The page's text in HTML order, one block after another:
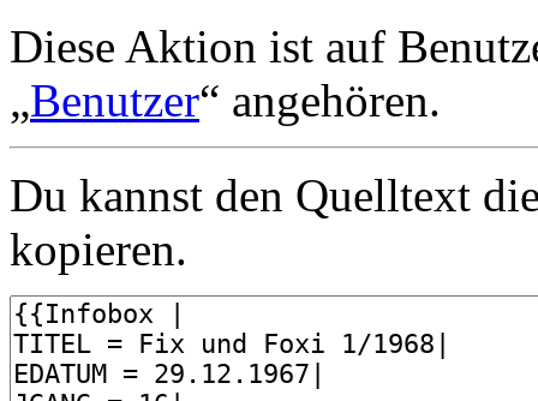
Diese Aktion ist auf
„Benutzer“ angehören.
Du kannst den Quelltext
kopieren.